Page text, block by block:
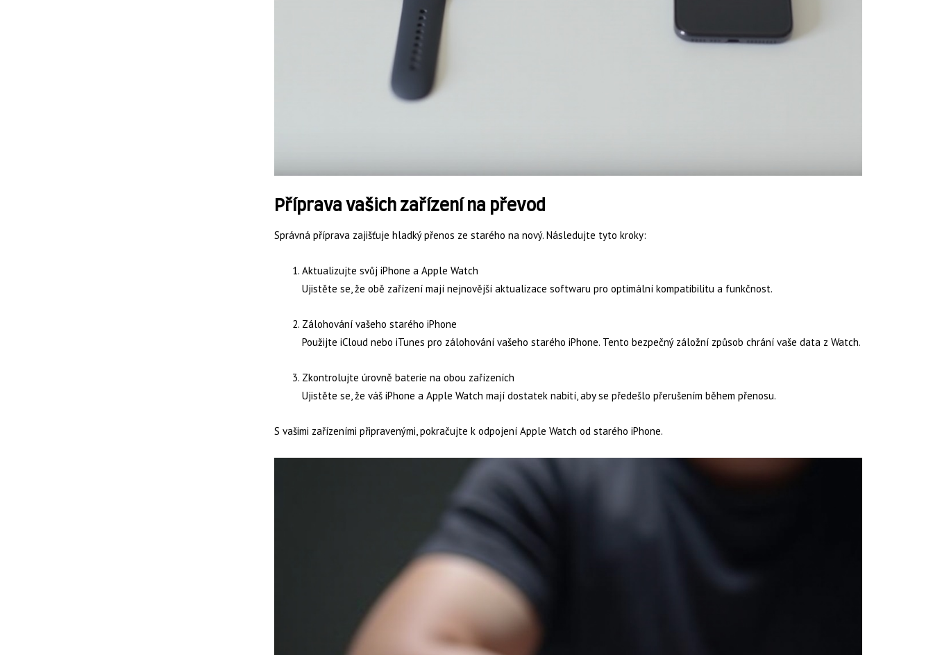
Příprava vašich zařízení na převod
Správná příprava zajišťuje hladký přenos ze starého na nový. Následujte tyto kroky:
Aktualizujte svůj iPhone a Apple Watch
Ujistěte se, že obě zařízení mají nejnovější aktualizace softwaru pro optimální kompatibilitu a funkčnost.
Zálohování vašeho starého iPhone
Použijte iCloud nebo iTunes pro zálohování vašeho starého iPhone. Tento bezpečný záložní způsob chrání vaše data z Watch.
Zkontrolujte úrovně baterie na obou zařízeních
Ujistěte se, že váš iPhone a Apple Watch mají dostatek nabití, aby se předešlo přerušením během přenosu.
S vašimi zařízeními připravenými, pokračujte k odpojení Apple Watch od starého iPhone.